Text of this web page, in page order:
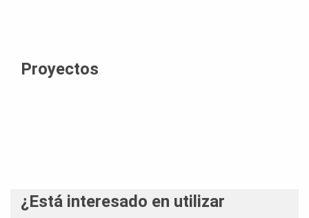
Proyectos
¿Está interesado en utilizar